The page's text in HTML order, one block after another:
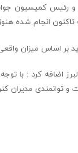
کمیسیون
تاکنون انجام شده
بر اساس میزان
البرز اضافه کرد :
و توانمندی مدیران